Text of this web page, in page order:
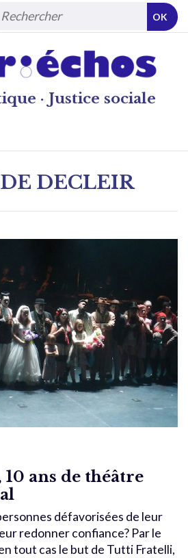
· Justice sociale
OK
DECLEIR
ans de théâtre
défavorisées de leur
redonner confiance? Par le
tout cas le but de Tutti Fratelli,